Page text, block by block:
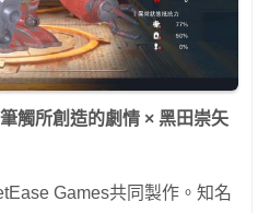
觸所創造的劇情 × 黑田崇矢
Games共同製作。知名